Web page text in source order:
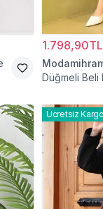
1.798,90TL
Düğmeli Beli
Ücretsiz Kargo